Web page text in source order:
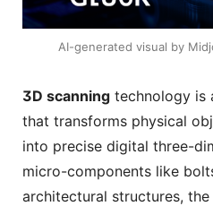
AI-generated visual by
3D scanning technology is
that transforms physical
into precise digital three-
micro-components like
architectural structures,